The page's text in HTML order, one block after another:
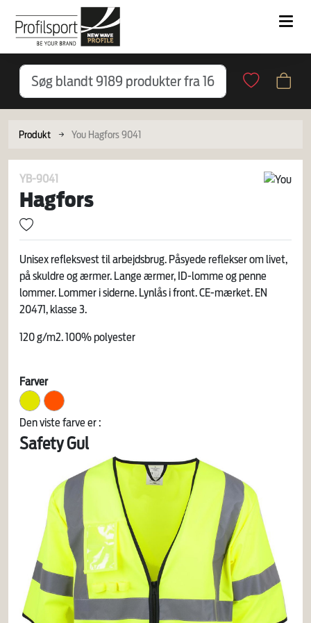
Produkt You Hagfors 9041
YB-9041
Hagfors
Unisex refleksvest til arbejdsbrug. Påsyede reflekser om livet,
på skuldre og ærmer. Lange ærmer, ID-lomme og penne
lommer. Lommer i siderne. Lynlås i front. CE-mærket. EN
20471, klasse 3.
120 g/m2. 100% polyester
Farver
Den viste farve er :
Safety Gul